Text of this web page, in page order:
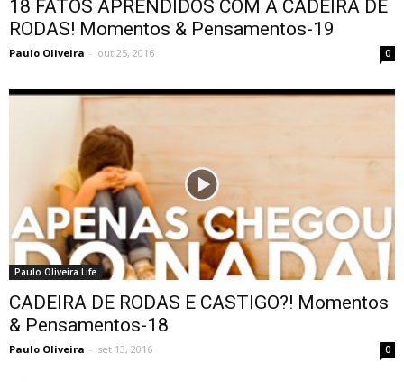
18 FATOS APRENDIDOS COM A CADEIRA DE
RODAS! Momentos & Pensamentos-19
Paulo Oliveira - out 25, 2016 0
Paulo Oliveira Life
CADEIRA DE RODAS E CASTIGO?! Momentos
& Pensamentos-18
Paulo Oliveira - set 13, 2016 0